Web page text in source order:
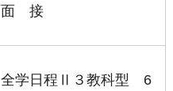
面 接
全学日程Ⅱ３教科型 6